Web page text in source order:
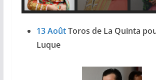
13 AoûtToros de La Quinta
Luque